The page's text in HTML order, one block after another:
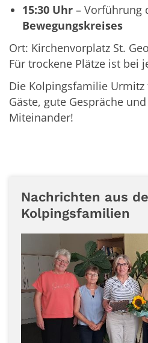
15:30 Uhr – Vorführung
Bewegungskreises
Ort: Kirchenvorplatz St.
Für trockene Plätze ist bei
Die Kolpingsfamilie
Gäste, gute Gespräche
Miteinander!
Nachrichten aus
Kolpingsfamilien